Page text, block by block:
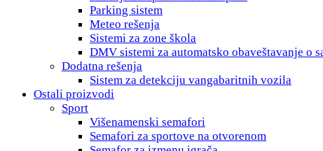
Parking sistem
Meteo rešenja
Sistemi za zone škola
DMV sistemi za automatsko obaveštavanje o
Dodatna rešenja
Sistem za detekciju vangabaritnih vozila
Ostali proizvodi
Sport
Višenamenski semafori
Semafori za sportove na otvorenom